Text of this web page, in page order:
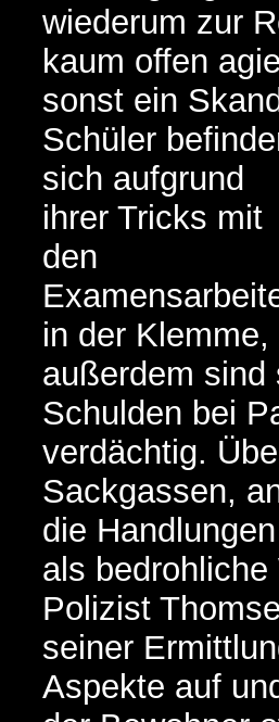
wiederum zur
kaum offen
sonst ein
Schüler
sich aufgrund
ihrer Tricks mit
den
in der Klemme,
außerdem sind
Schulden bei
verdächtig.
Sackgassen,
die
als
Polizist
seiner
Aspekte auf